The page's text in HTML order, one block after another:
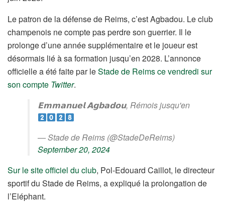
Le patron de la défense de Reims, c’est Agbadou. Le club
champenois ne compte pas perdre son guerrier. Il le
prolonge d’une année supplémentaire et le joueur est
désormais lié à sa formation jusqu’en 2028. L’annonce
officielle a été faite par leStade de Reims ce vendredi sur
son compte Twitter.
𝗘𝗺𝗺𝗮𝗻𝘂𝗲𝗹 𝗔𝗴𝗯𝗮𝗱𝗼𝘂, Rémois jusqu'en
— Stade de Reims (@StadeDeReims)
September 20, 2024
Sur le site officiel du club, Pol-Edouard Caillot, le directeur
sportif du Stade de Reims, a expliqué la prolongation de
l’Eléphant.